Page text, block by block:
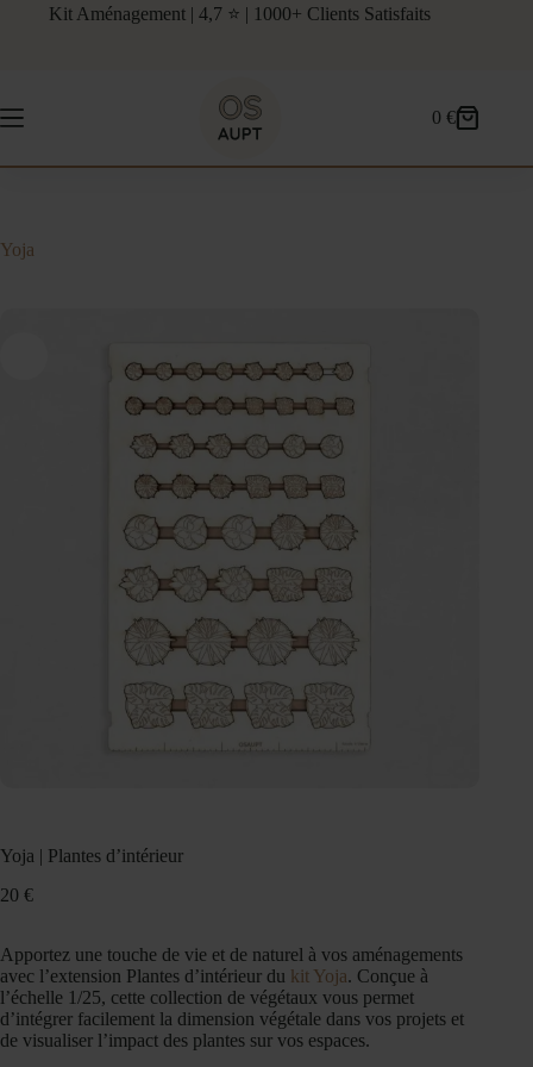
Kit Aménagement | 4,7 ⭐ | 1000+ Clients Satisfaits
Panier
0€
Yoja
Yoja | Plantes d’intérieur
20 €
Apportez une touche de vie et de naturel à vos aménagements
avec l’extension Plantes d’intérieur du kit Yoja. Conçue à
l’échelle 1/25, cette collection de végétaux vous permet
d’intégrer facilement la dimension végétale dans vos projets et
de visualiser l’impact des plantes sur vos espaces.